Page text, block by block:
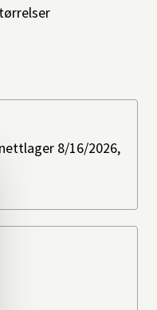
8/16/2026,